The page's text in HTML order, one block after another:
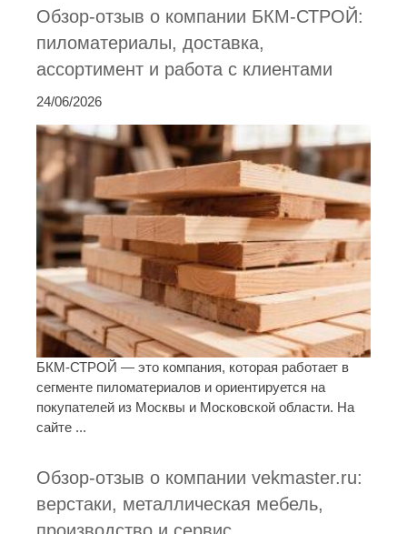
Обзор-отзыв о компании БКМ-СТРОЙ:
пиломатериалы, доставка,
ассортимент и работа с клиентами
24/06/2026
БКМ-СТРОЙ — это компания, которая работает в
сегменте пиломатериалов и ориентируется на
покупателей из Москвы и Московской области. На
сайте ...
Обзор-отзыв о компании vekmaster.ru:
верстаки, металлическая мебель,